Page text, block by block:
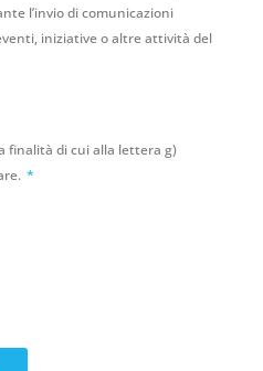
l’invio di comunicazioni
iniziative o altre attività del
finalità di cui alla lettera g)